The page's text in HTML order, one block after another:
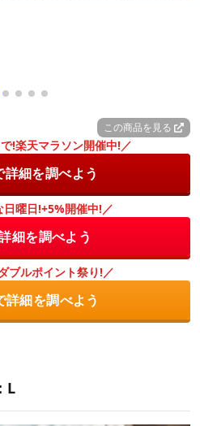
この商品を見る
!楽天マラソン開催中!／
詳細を調べよう
日曜日!+5%開催中!／
細を調べよう
ブルポイント祭り!／
細を調べよう
L